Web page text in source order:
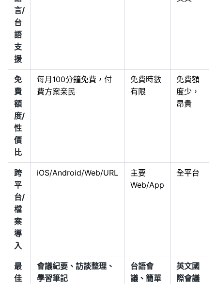
言/
台
語
支
援
免
費
額
度/
性
價
比
每月100分鐘免費，付
費方案亲民
免費時數
有限
免費額
度少，
昂貴
跨
平
台/
檔
案
導
入
iOS/Android/Web/URL
主要
Web/App
全平台
最
佳
會議紀要、訪談整理、
學習筆記
台語會
議、簡單
英文國
際會議